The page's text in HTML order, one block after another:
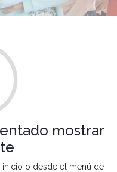
mostrar
inicio o desde el menú de